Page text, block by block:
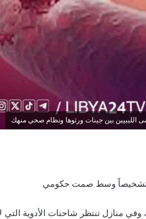
الليبيين بين جينات ورثوها ونظام صحي منهك
وتشخيصاً وسط صمت حكومي
وفي منازل تنتظر شاحنات الأدوية التي